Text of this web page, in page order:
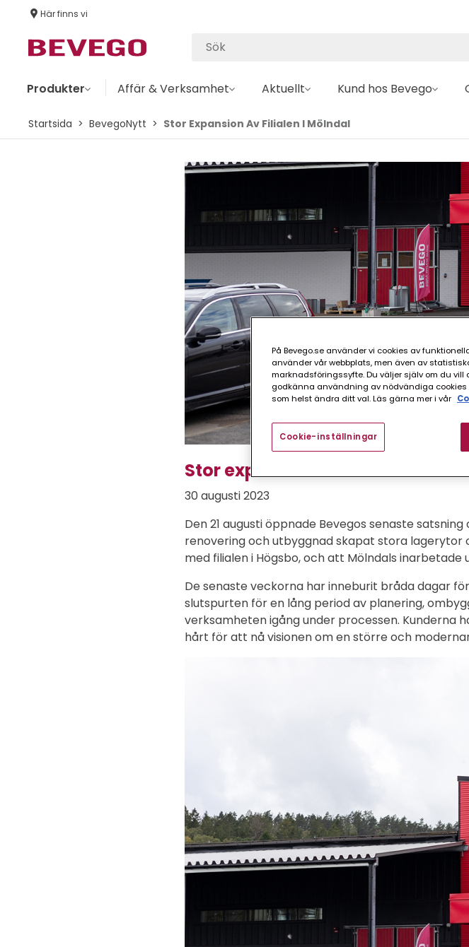
Här finns vi
Produkter Affär & Verksamhet Aktuellt Kund hos Bevego
Startsida BevegoNytt Stor Expansion Av Filialen I Mölndal
Stor expansion av filialen i
30 augusti 2023
Den 21 augusti öppnade Bevegos senaste
renovering och utbyggnad skapat stora lagerytor
med filialen i Högsbo, och att Mölndals
De senaste veckorna har inneburit bråda dagar
slutspurten för en lång period av planering,
verksamheten igång under processen.
hårt för att nå visionen om en större och
På Bevego.se använder vi cookies av
använder vår webbplats, men även av
marknadsföringssyfte. Du väljer själv om du
godkänna användning av nödvändiga cookies
som helst ändra ditt val. Läs gärna mer i vår
Cookie-inställningar